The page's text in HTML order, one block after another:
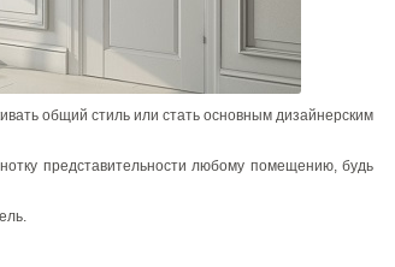
общий стиль или стать основным дизайнерским
представительности любому помещению, будь